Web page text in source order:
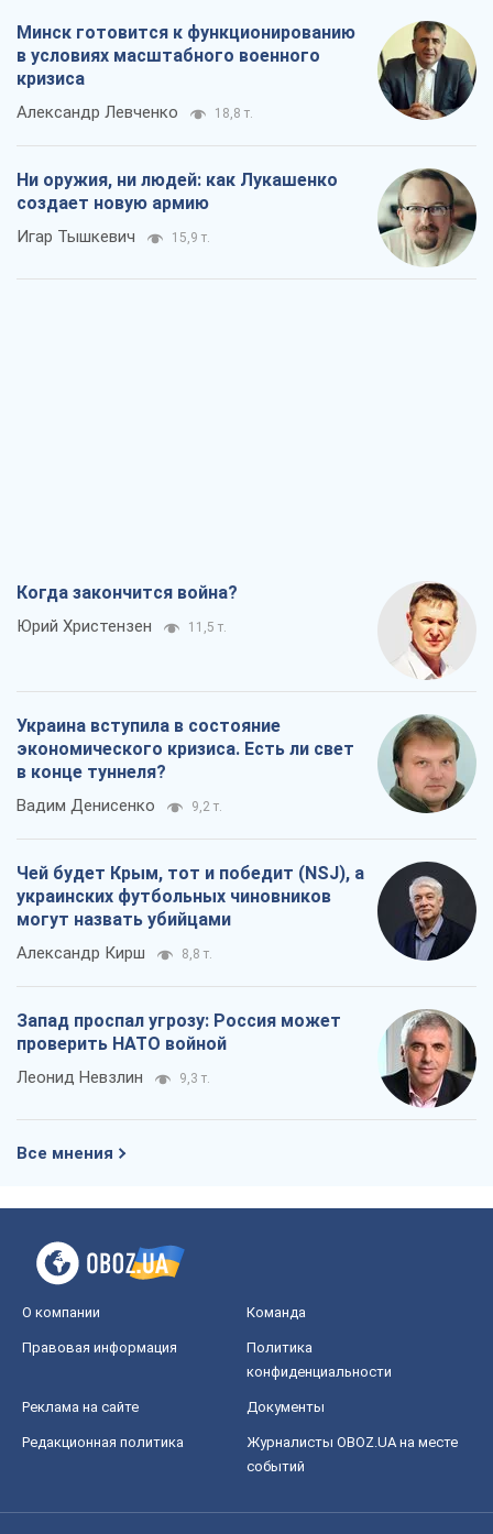
Минск готовится к функционированию
в условиях масштабного военного
кризиса
Александр Левченко 18,8 т.
Ни оружия, ни людей: как Лукашенко
создает новую армию
Игар Тышкевич 15,9 т.
Когда закончится война?
Юрий Христензен 11,5 т.
Украина вступила в состояние
экономического кризиса. Есть ли свет
в конце туннеля?
Вадим Денисенко 9,2 т.
Чей будет Крым, тот и победит (NSJ), а
украинских футбольных чиновников
могут назвать убийцами
Александр Кирш 8,8 т.
Запад проспал угрозу: Россия может
проверить НАТО войной
Леонид Невзлин 9,3 т.
Все мнения
О компании Команда
Правовая информация
Политика
конфиденциальности
Реклама на сайте Документы
Редакционная политика
Журналисты OBOZ.UA на месте
событий